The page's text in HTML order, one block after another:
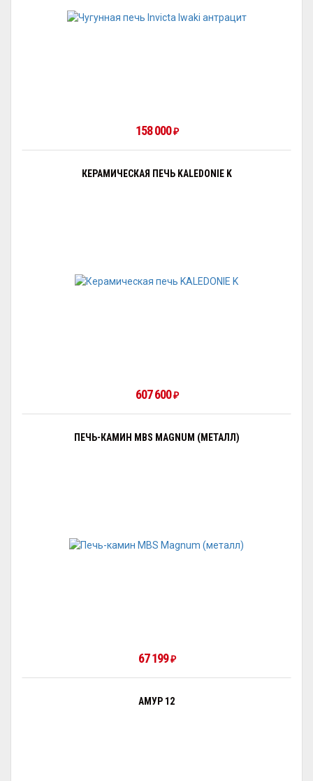
158 000₽
КЕРАМИЧЕСКАЯ ПЕЧЬ KALEDONIE K
607 600₽
ПЕЧЬ-КАМИН MBS MAGNUM (МЕТАЛЛ)
67 199₽
АМУР 12